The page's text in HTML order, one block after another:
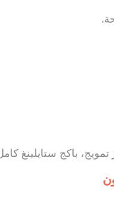
باكج ستايلينغ